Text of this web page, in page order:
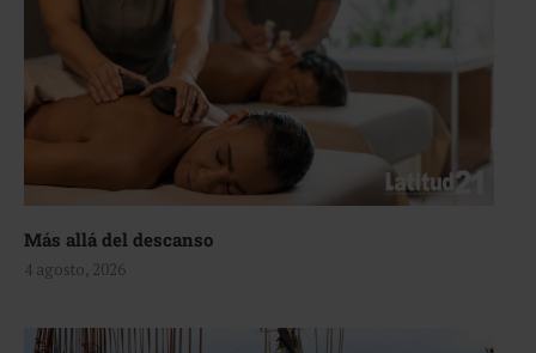
Más allá del descanso
4 agosto, 2026